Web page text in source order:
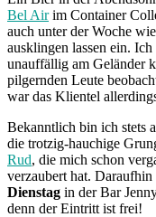
Bel Airim Container
auch unter der Woche
ausklingen lassen ein.
unauffällig am Geländer
pilgernden Leute
war das Klientel
Bekanntlich bin ich stets
die trotzig-hauchige
Rud, die mich schon
verzaubert hat.
Dienstag in der Bar
denn der Eintritt ist frei!